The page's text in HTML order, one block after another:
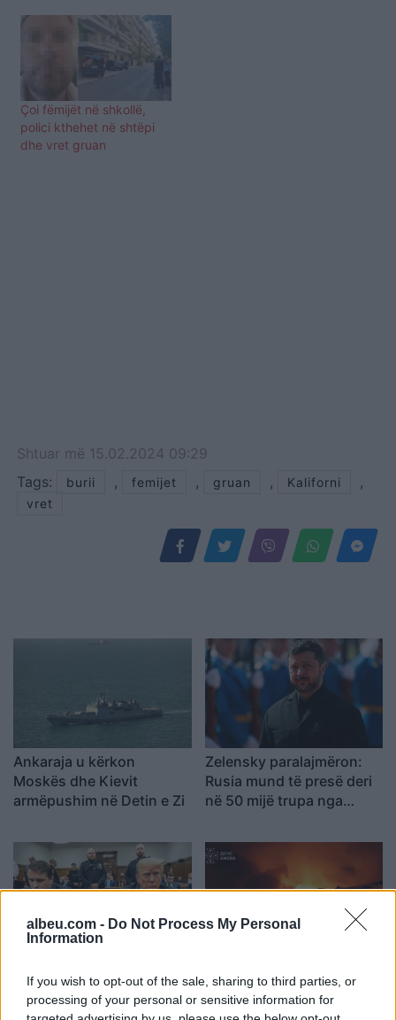
albeu.com - Do Not Process My Personal
Information
If you wish to opt-out of the sale, sharing to third parties, or
processing of your personal or sensitive information for
Robert Needham, 42
vjeç, u gjetën së bashku
me fëmijët e tyre Ava
Needham,…
Çoi fëmijët në shkollë,
polici kthehet në shtëpi
dhe vret gruan
Shtuar më 15.02.2024 09:29
Tags:
burii , femijet , gruan , Kaliforni ,
vret
Ankaraja u kërkon
Moskës dhe Kievit
armëpushim në Detin e Zi
Zelensky paralajmëron:
Rusia mund të presë deri
në 50 mijë trupa nga
rezultat të ngushtë ish-
avokatin e Trumpit si
zonat pranë Kievit, vriten
tre persona, përfshirë një